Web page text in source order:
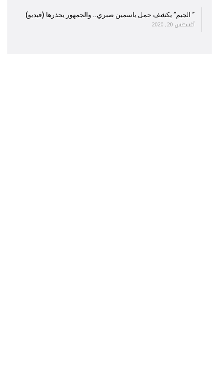
” الجيم” يكشف حمل ياسمين صبري.. والجمهور يحذرها (فيديو)
أغسطس 20, 2020